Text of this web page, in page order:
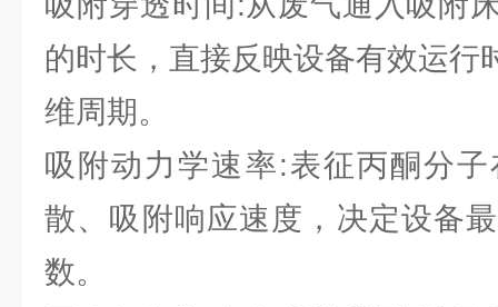
的时长，直接反映设备有效运行
维周期。
吸附动力学速率:表征丙酮分
散、吸附响应速度，决定设备
数。